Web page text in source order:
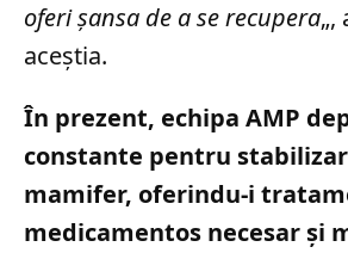
oferi șansa de a se recupera„,
aceștia.
În prezent, echipa AMP
constante pentru
mamifer, oferindu-i
medicamentos necesar și